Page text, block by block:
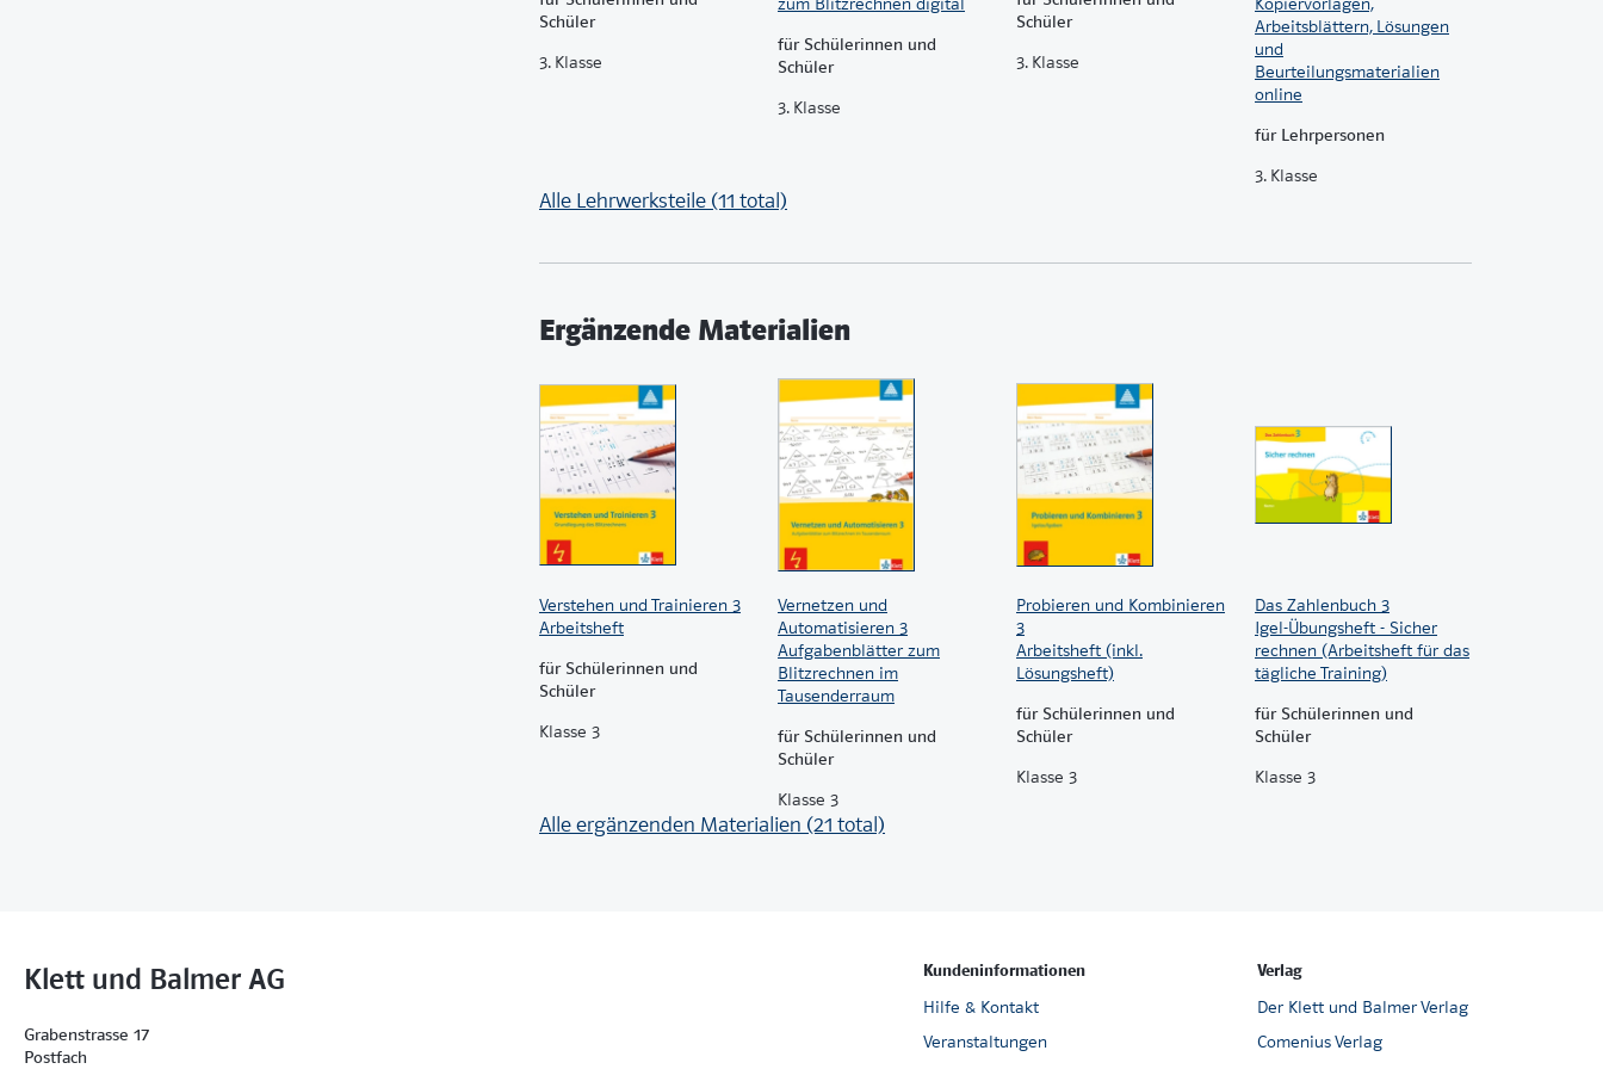
Schüler
3. Klasse
für Schülerinnen und
Schüler
3. Klasse
Schüler
3. Klasse
Arbeitsblättern, Lösungen
und
Beurteilungsmaterialien
online
für Lehrpersonen
3. Klasse
Alle Lehrwerksteile (11 total)
Ergänzende Materialien
Verstehen und Trainieren 3
Arbeitsheft
für Schülerinnen und
Schüler
Klasse 3
Vernetzen und
Automatisieren 3
Aufgabenblätter zum
Blitzrechnen im
Tausenderraum
für Schülerinnen und
Schüler
Klasse 3
Probieren und Kombinieren
3
Arbeitsheft (inkl.
Lösungsheft)
für Schülerinnen und
Schüler
Klasse 3
Das Zahlenbuch 3
Igel-Übungsheft - Sicher
rechnen (Arbeitsheft für das
tägliche Training)
für Schülerinnen und
Schüler
Klasse 3
Alle ergänzenden Materialien (21 total)
Klett und Balmer AG
Grabenstrasse 17
Postfach
Kundeninformationen
Hilfe & Kontakt
Veranstaltungen
Verlag
Der Klett und Balmer Verlag
Comenius Verlag